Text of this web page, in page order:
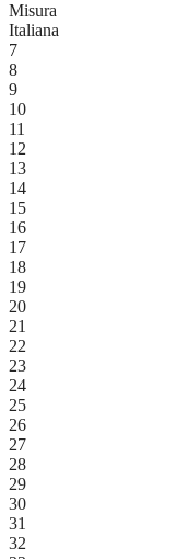
Misura
Italiana
7
8
9
10
11
12
13
14
15
16
17
18
19
20
21
22
23
24
25
26
27
28
29
30
31
32